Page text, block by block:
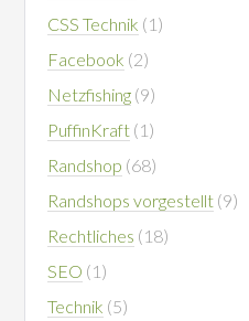
CSS Technik (1)
Facebook (2)
Netzfishing (9)
PuffinKraft (1)
Randshop (68)
Randshops vorgestellt (9)
Rechtliches (18)
SEO (1)
Technik (5)